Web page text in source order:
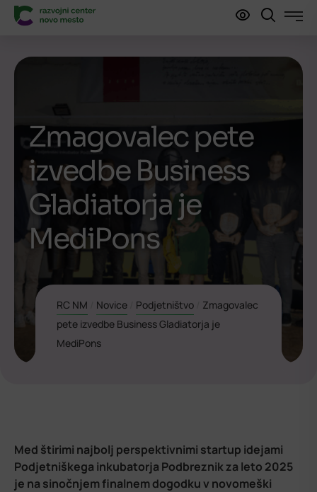
Zmagovalec pete
izvedbe Business
Gladiatorja je
MediPons
RC NM Novice Podjetništvo
Zmagovalec
pete izvedbe Business Gladiatorja je
MediPons
Med štirimi najbolj perspektivnimi startup idejami
Podjetniškega inkubatorja Podbreznik za leto 2025
je na sinočnjem finalnem dogodku v novomeški